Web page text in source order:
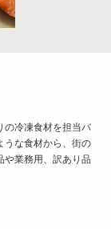
の冷凍食材を担当バ
うな食材から、街の
や業務用、訳あり品